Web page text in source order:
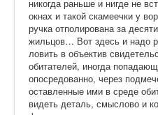
никогда раньше и нигде не
окнах и такой скамеечки у
ручка отполирована за
жильцов… Вот здесь и надо
ловить в объектив
обитателей, иногда
опосредованно, через
оставленные ими в среде
видеть деталь, смыслово и